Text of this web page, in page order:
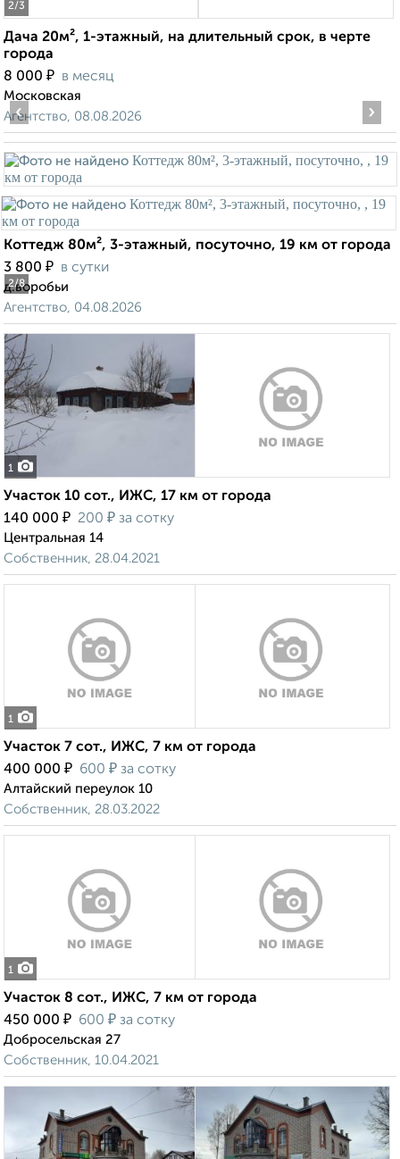
2/3
Дача 20м², 1-этажный, на длительный срок, в черте
города
8 000 ₽ в месяц
Московская
Агентство, 08.08.2026
2/8
‹ ›
Коттедж 80м², 3-этажный, посуточно, 19 км от города
3 800 ₽ в сутки
д.воробьи
Агентство, 04.08.2026
1
Участок 10 сот., ИЖС, 17 км от города
140 000 ₽ 200 ₽ за сотку
Центральная 14
Собственник, 28.04.2021
1
Участок 7 сот., ИЖС, 7 км от города
400 000 ₽ 600 ₽ за сотку
Алтайский переулок 10
Собственник, 28.03.2022
1
Участок 8 сот., ИЖС, 7 км от города
450 000 ₽ 600 ₽ за сотку
Добросельская 27
Собственник, 10.04.2021